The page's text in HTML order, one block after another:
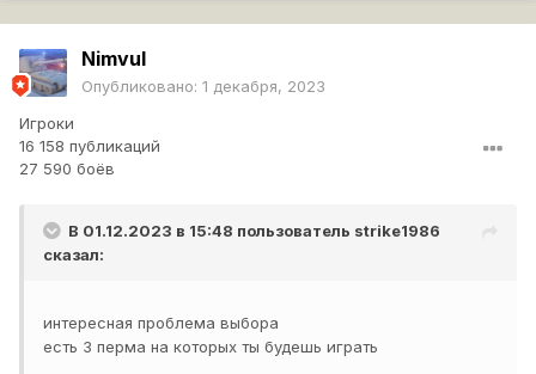
Nimvul
Опубликовано: 1 декабря, 2023
Игроки
16 158 публикаций
27 590 боёв
В 01.12.2023 в 15:48 пользователь strike1986
сказал:
интересная проблема выбора
есть 3 перма на которых ты будешь играть